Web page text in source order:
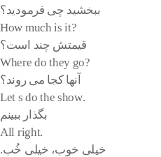
ببخشید چی فرمودید؟
?How much is it
قیمتش چند است؟
?Where do they go
آنها کجا می روند؟
.Let s do the show
بگذار ببینم
.All right
خیلی خوب، خیلی خُب.